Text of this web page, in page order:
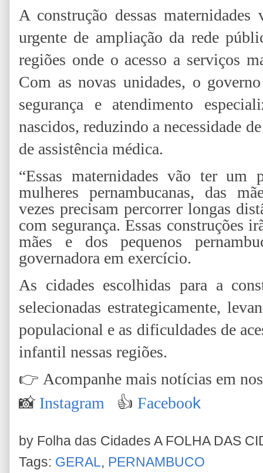
A construção dessas
urgente de ampliação da rede
regiões onde o acesso a serviços
Com as novas unidades, o
segurança e atendimento
nascidos, reduzindo a necessidade
de assistência médica.
“Essas maternidades vão ter um
mulheres pernambucanas, das
vezes precisam percorrer longas
com segurança. Essas construções
mães e dos pequenos
governadora em exercício.
As cidades escolhidas para a
selecionadas estrategicamente,
populacional e as dificuldades de
infantil nessas regiões.
👉 Acompanhe mais notícias em
📸 Instagram 👍 Facebook
by Folha das Cidades A FOLHA DAS
Tags: GERAL, PERNAMBUCO